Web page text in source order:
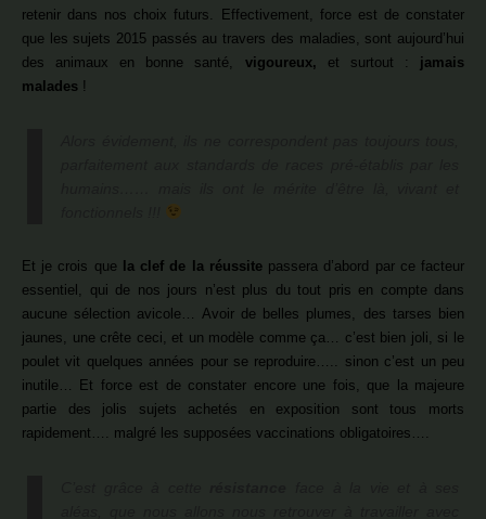
retenir dans nos choix futurs. Effectivement, force est de constater
que les sujets 2015 passés au travers des maladies, sont aujourd’hui
des animaux en bonne santé, vigoureux, et surtout : jamais
malades !
Et je crois que la clef de la réussitepassera d’abord par ce facteur
essentiel, qui de nos jours n’est plus du tout pris en compte dans
aucune sélection avicole… Avoir de belles plumes, des tarses bien
jaunes, une crête ceci, et un modèle comme ça… c’est bien joli, si le
poulet vit quelques années pour se reproduire….. sinon c’est un peu
inutile… Et force est de constater encore une fois, que la majeure
partie des jolis sujets achetés en exposition sont tous morts
rapidement…. malgré les supposées vaccinations obligatoires….